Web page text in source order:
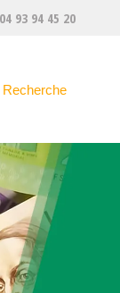
04 93 94 45 20
Recherche